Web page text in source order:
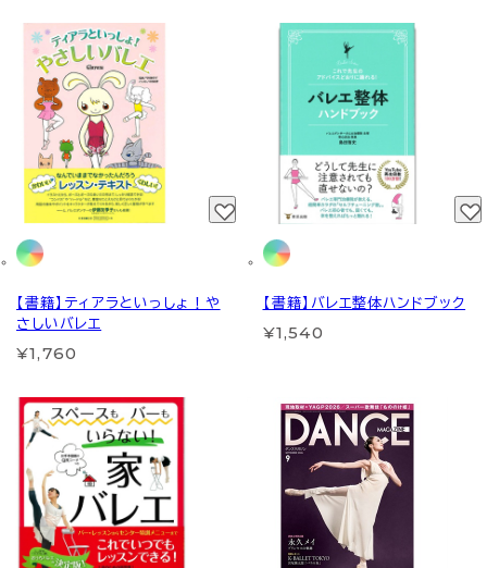
【書籍】ティアラといっしょ！や
さしいバレエ
¥1,760
【書籍】バレエ整体ハンドブック
¥1,540